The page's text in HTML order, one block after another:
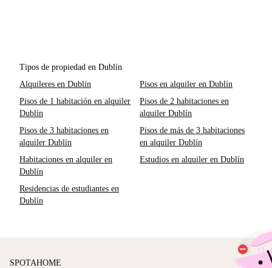
Tipos de propiedad en Dublín
Alquileres en Dublín
Pisos en alquiler en Dublín
Pisos de 1 habitación en alquiler
Dublín
Pisos de 2 habitaciones en
alquiler Dublín
Pisos de 3 habitaciones en
alquiler Dublín
Pisos de más de 3 habitaciones
en alquiler Dublín
Habitaciones en alquiler en
Dublín
Estudios en alquiler en Dublín
Residencias de estudiantes en
Dublín
SPOTAHOME